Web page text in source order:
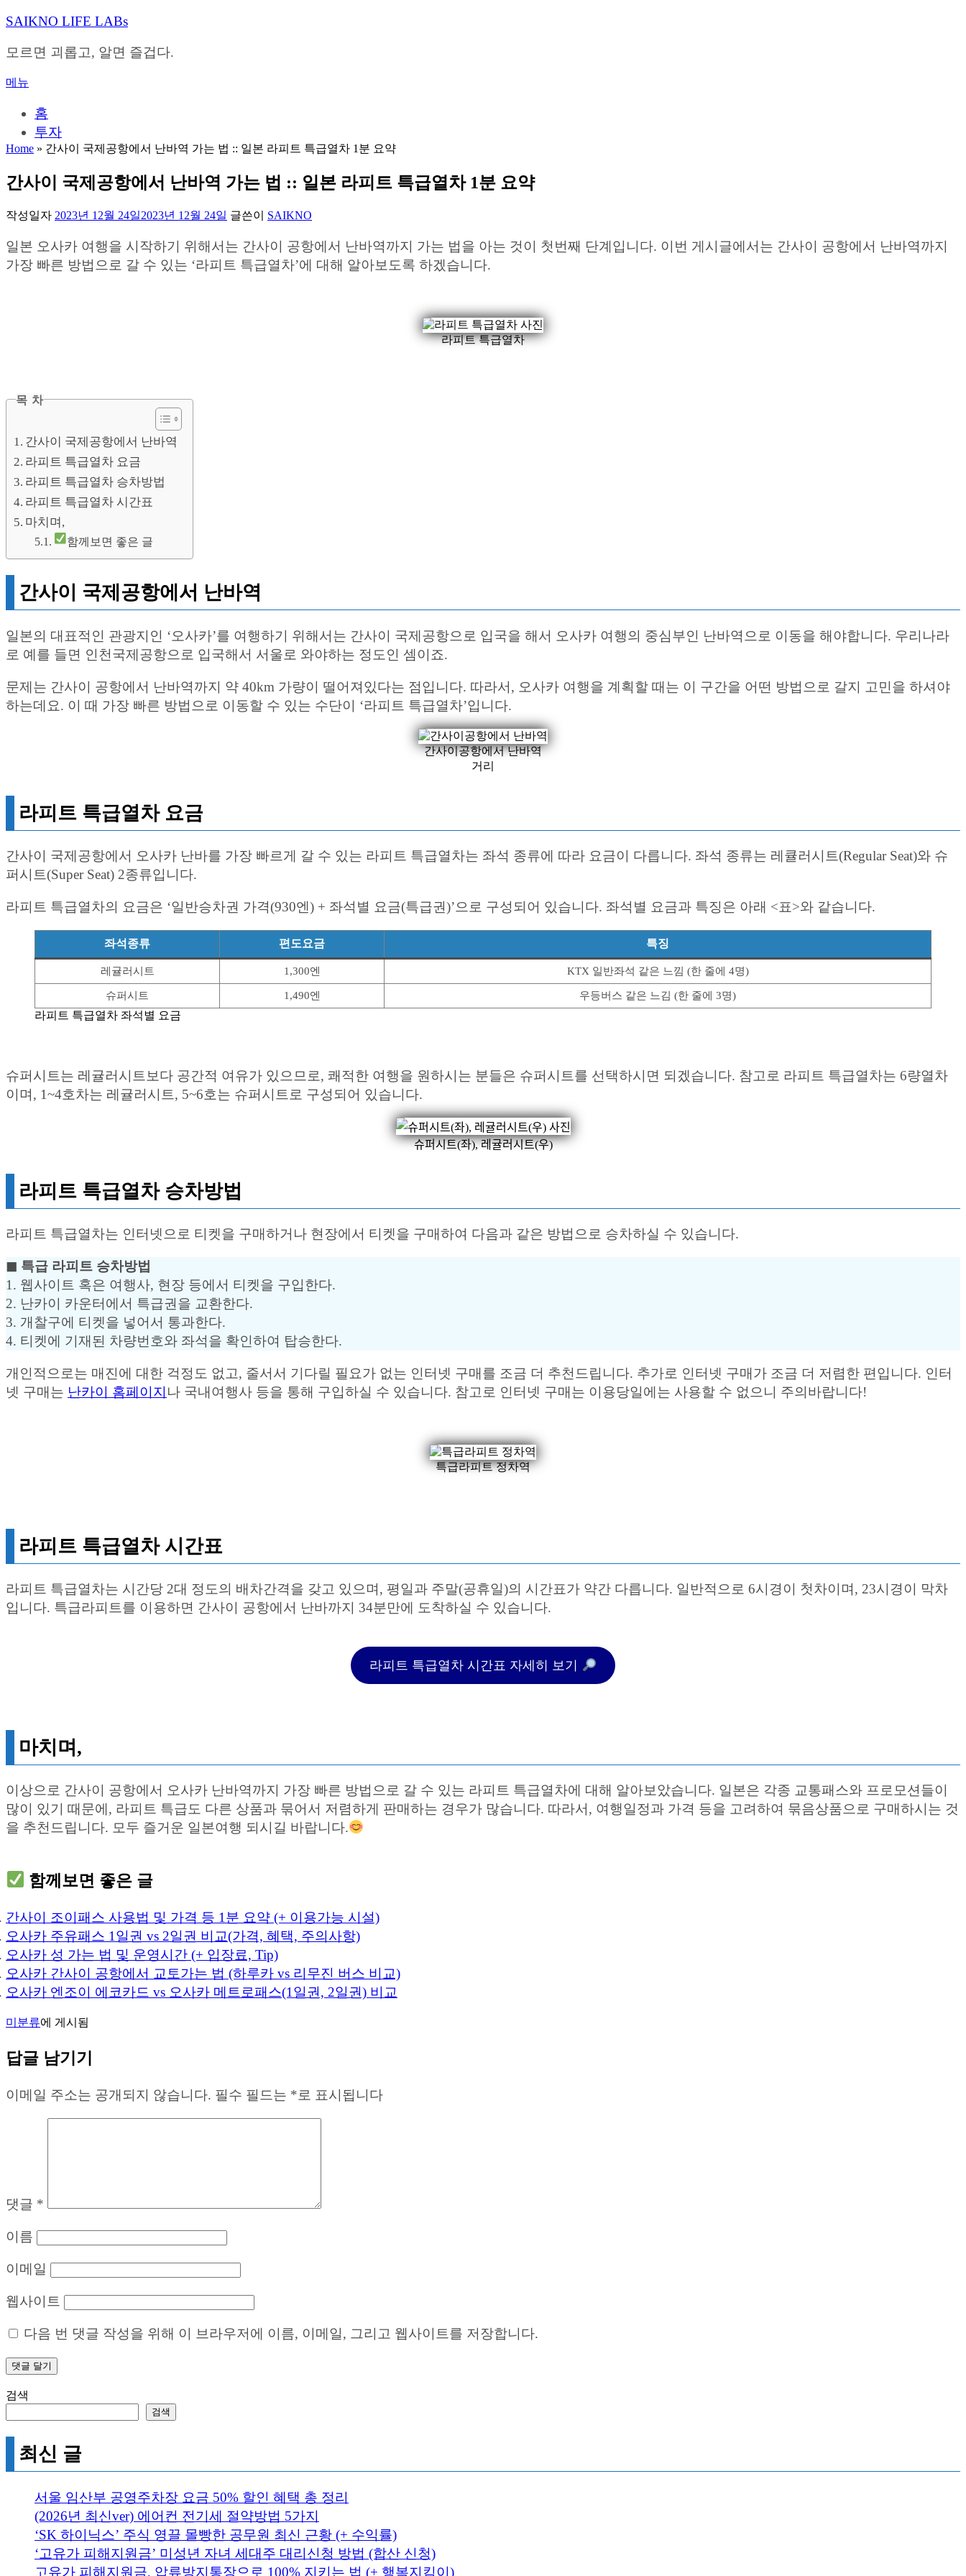
내
으
바
SAIKNO LIFE LABs
모르면 괴롭고, 알면 즐겁다.
메뉴
홈
투자
Home » 간사이 국제공항에서 난바역 가는 법 :: 일본 라피트 특급열차 1분 요약
간사이 국제공항에서 난바역 가는 법 :: 일본 라피트 특급열차 1분 요약
작성일자 2023년 12월 24일2023년 12월 24일 글쓴이 SAIKNO
일본 오사카 여행을 시작하기 위해서는 간사이 공항에서 난바역까지 가는 법을 아는 것이 첫번째 단계입니다. 이번 게시글에서는 간사이 공항에서 난바역까지
가장 빠른 방법으로 갈 수 있는 ‘라피트 특급열차’에 대해 알아보도록 하겠습니다.
라피트 특급열차
목 차
간사이 국제공항에서 난바역
라피트 특급열차 요금
라피트 특급열차 승차방법
라피트 특급열차 시간표
마치며,
함께보면 좋은 글
간사이 국제공항에서 난바역
일본의 대표적인 관광지인 ‘오사카’를 여행하기 위해서는 간사이 국제공항으로 입국을 해서 오사카 여행의 중심부인 난바역으로 이동을 해야합니다. 우리나라
로 예를 들면 인천국제공항으로 입국해서 서울로 와야하는 정도인 셈이죠.
문제는 간사이 공항에서 난바역까지 약 40km 가량이 떨어져있다는 점입니다. 따라서, 오사카 여행을 계획할 때는 이 구간을 어떤 방법으로 갈지 고민을 하셔야
하는데요. 이 때 가장 빠른 방법으로 이동할 수 있는 수단이 ‘라피트 특급열차’입니다.
간사이공항에서 난바역
거리
라피트 특급열차 요금
간사이 국제공항에서 오사카 난바를 가장 빠르게 갈 수 있는 라피트 특급열차는 좌석 종류에 따라 요금이 다릅니다. 좌석 종류는 레큘러시트(Regular Seat)와 슈
퍼시트(Super Seat) 2종류입니다.
라피트 특급열차의 요금은 ‘일반승차권 가격(930엔) + 좌석별 요금(특급권)’으로 구성되어 있습니다. 좌석별 요금과 특징은 아래 <표>와 같습니다.
좌석종류 편도요금 특징
레귤러시트 1,300엔 KTX 일반좌석 같은 느낌 (한 줄에 4명)
슈퍼시트 1,490엔 우등버스 같은 느김 (한 줄에 3명)
라피트 특급열차 좌석별 요금
슈퍼시트는 레귤러시트보다 공간적 여유가 있으므로, 쾌적한 여행을 원하시는 분들은 슈퍼시트를 선택하시면 되겠습니다. 참고로 라피트 특급열차는 6량열차
이며, 1~4호차는 레귤러시트, 5~6호는 슈퍼시트로 구성되어 있습니다.
슈퍼시트(좌), 레귤러시트(우)
라피트 특급열차 승차방법
라피트 특급열차는 인터넷으로 티켓을 구매하거나 현장에서 티켓을 구매하여 다음과 같은 방법으로 승차하실 수 있습니다.
◼︎ 특급 라피트 승차방법
1. 웹사이트 혹은 여행사, 현장 등에서 티켓을 구입한다.
2. 난카이 카운터에서 특급권을 교환한다.
3. 개찰구에 티켓을 넣어서 통과한다.
4. 티켓에 기재된 차량번호와 좌석을 확인하여 탑승한다.
개인적으로는 매진에 대한 걱정도 없고, 줄서서 기다릴 필요가 없는 인터넷 구매를 조금 더 추천드립니다. 추가로 인터넷 구매가 조금 더 저렴한 편입니다. 인터
넷 구매는 난카이 홈페이지 나 국내여행사 등을 통해 구입하실 수 있습니다. 참고로 인터넷 구매는 이용당일에는 사용할 수 없으니 주의바랍니다!
특급라피트 정차역
라피트 특급열차 시간표
라피트 특급열차는 시간당 2대 정도의 배차간격을 갖고 있으며, 평일과 주말(공휴일)의 시간표가 약간 다릅니다. 일반적으로 6시경이 첫차이며, 23시경이 막차
입니다. 특급라피트를 이용하면 간사이 공항에서 난바까지 34분만에 도착하실 수 있습니다.
라피트 특급열차 시간표 자세히 보기
마치며,
이상으로 간사이 공항에서 오사카 난바역까지 가장 빠른 방법으로 갈 수 있는 라피트 특급열차에 대해 알아보았습니다. 일본은 각종 교통패스와 프로모션들이
많이 있기 때문에, 라피트 특급도 다른 상품과 묶어서 저렴하게 판매하는 경우가 많습니다. 따라서, 여행일정과 가격 등을 고려하여 묶음상품으로 구매하시는 것
을 추천드립니다. 모두 즐거운 일본여행 되시길 바랍니다.
함께보면 좋은 글
간사이 조이패스 사용법 및 가격 등 1분 요약 (+ 이용가능 시설)
오사카 주유패스 1일권 vs 2일권 비교(가격, 혜택, 주의사항)
오사카 성 가는 법 및 운영시간 (+ 입장료, Tip)
오사카 간사이 공항에서 교토가는 법 (하루카 vs 리무진 버스 비교)
오사카 엔조이 에코카드 vs 오사카 메트로패스(1일권, 2일권) 비교
미분류에 게시됨
답글 남기기
이메일 주소는 공개되지 않습니다. 필수 필드는 *로 표시됩니다
댓글 *
이름
이메일
웹사이트
다음 번 댓글 작성을 위해 이 브라우저에 이름, 이메일, 그리고 웹사이트를 저장합니다.
검색
검색
최신 글
서울 임산부 공영주차장 요금 50% 할인 혜택 총 정리
(2026년 최신ver) 에어컨 전기세 절약방법 5가지
‘SK 하이닉스’ 주식 영끌 몰빵한 공무원 최신 근황 (+ 수익률)
‘고유가 피해지원금’ 미성년 자녀 세대주 대리신청 방법 (합산 신청)
고유가 피해지원금, 압류방지통장으로 100% 지키는 법 (+ 행복지킴이)